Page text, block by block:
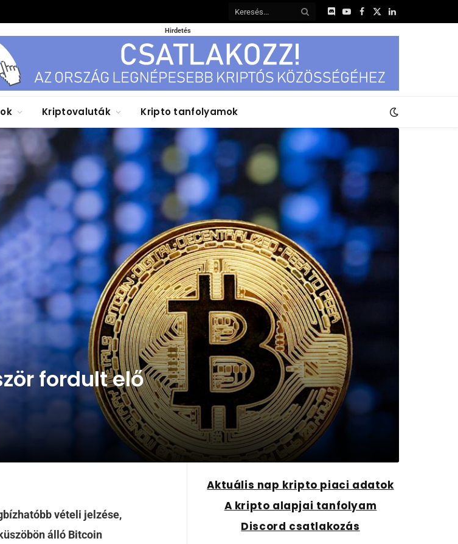
DiscordYouTube
Facebook
X
LinkedIn
Hirdetés
Kriptovaluták Kripto tanfolyamok
fordult elő
vételi jelzése,
álló Bitcoin
Aktuális nap kripto piaci adatok
A kripto alapjai tanfolyam
Discord csatlakozás